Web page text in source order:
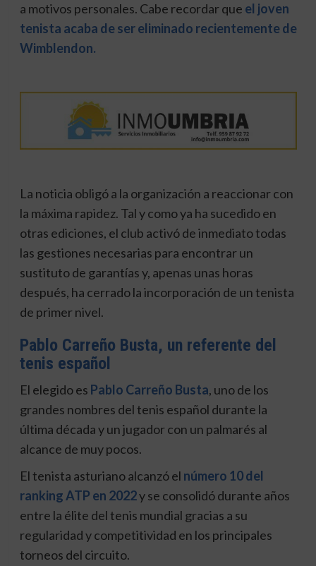
a motivos personales. Cabe recordar que el joven
tenista acaba de ser eliminado recientemente de
Wimblendon.
La noticia obligó a la organización a reaccionar con
la máxima rapidez. Tal y como ya ha sucedido en
otras ediciones, el club activó de inmediato todas
las gestiones necesarias para encontrar un
sustituto de garantías y, apenas unas horas
después, ha cerrado la incorporación de un tenista
de primer nivel.
Pablo Carreño Busta, un referente del
tenis español
El elegido es Pablo Carreño Busta, uno de los
grandes nombres del tenis español durante la
última década y un jugador con un palmarés al
alcance de muy pocos.
El tenista asturiano alcanzó el número 10 del
ranking ATP en 2022y se consolidó durante años
entre la élite del tenis mundial gracias a su
regularidad y competitividad en los principales
torneos del circuito.